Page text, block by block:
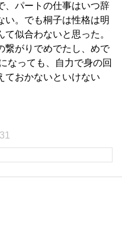
、パートの仕事はいつ辞
い。でも桐子は性格は明
似合わないと思った。
繋がりでめでたし、めで
なっても、自力で身の回
ておかないといけない